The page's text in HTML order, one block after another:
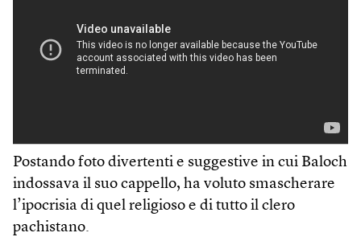
Postando foto divertenti e suggestive in cui Baloch
indossava il suo cappello, ha voluto smascherare
l’ipocrisia di quel religioso e di tutto il clero
pachistano.